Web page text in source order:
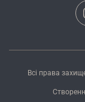
Всі права